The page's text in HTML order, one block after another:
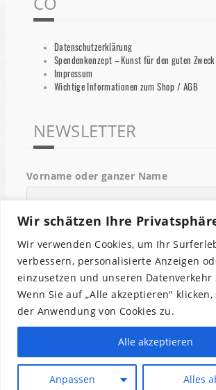
Wir schätzen Ihre
Wir verwenden Cookies, um Ihr
verbessern, personalisierte Anzeigen
einzusetzen und unseren Datenverkehr
Wenn Sie auf „Alle akzeptieren"
der Anwendung von Cookies zu.
Anpassen Alles
Alle akzeptieren
Datenschutzerklärung
Spendenkonzept – Kunst für den guten Zweck
Impressum
Wichtige Informationen zum Shop / AGB
NEWSLETTER
Vorname oder ganzer Name
Email
Indem Du fortfährst, akzeptierst
Datenschutzerklärung.